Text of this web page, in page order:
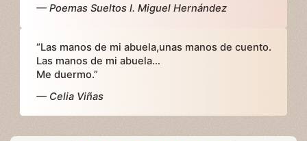
— Poemas Sueltos I. Miguel Hernández
“Las manos de mi abuela,unas manos de cuento.
Las manos de mi abuela…
Me duermo.”
— Celia Viñas